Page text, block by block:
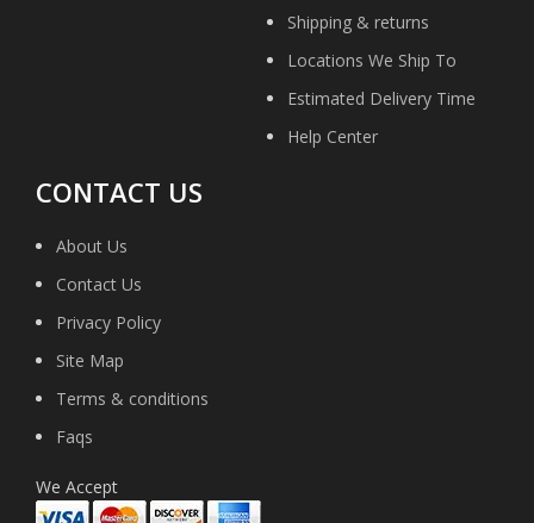
Shipping & returns
Locations We Ship To
Estimated Delivery Time
Help Center
CONTACT US
About Us
Contact Us
Privacy Policy
Site Map
Terms & conditions
Faqs
We Accept